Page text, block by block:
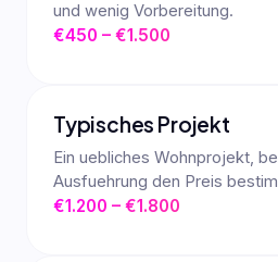
und wenig Vorbereitung.
€450 – €1.500
Typisches Projekt
Ein uebliches Wohnprojekt,
Ausfuehrung den Preis
€1.200 – €1.800